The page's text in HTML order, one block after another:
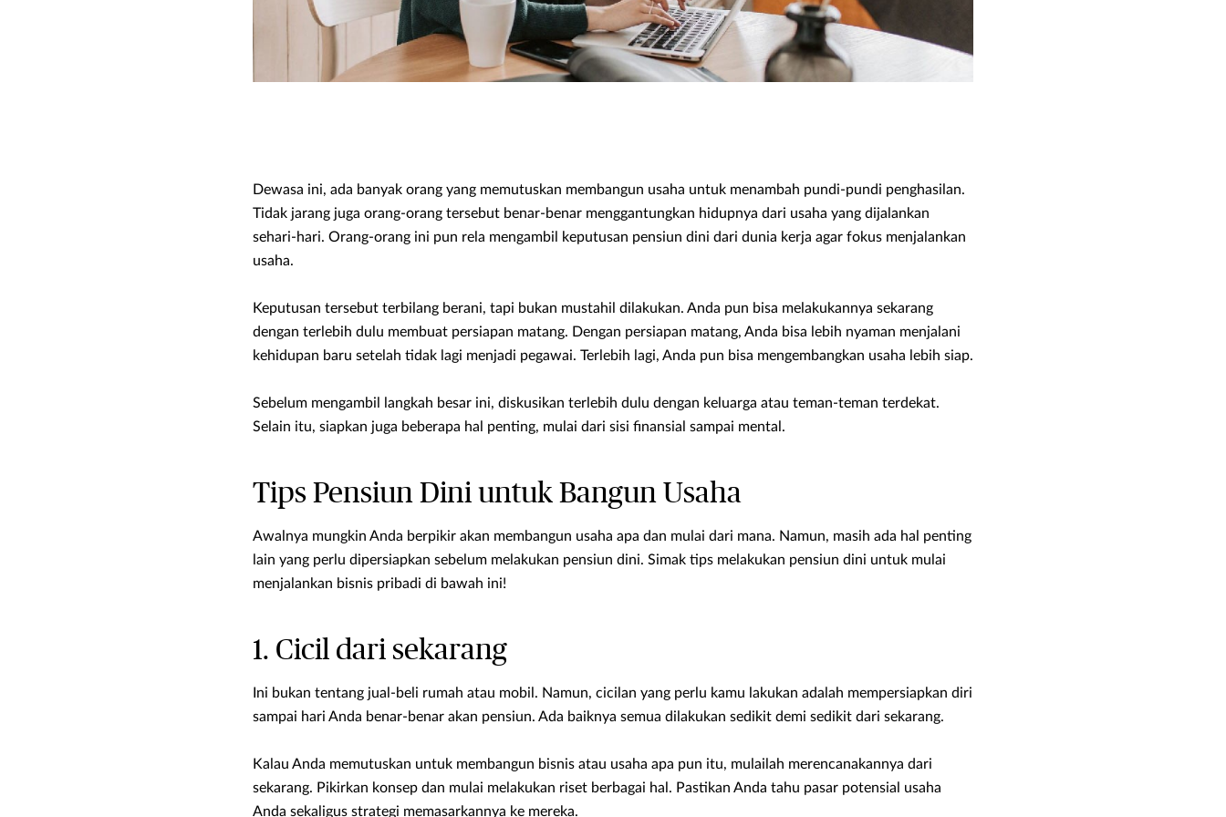
Dewasa ini, ada banyak orang yang memutuskan membangun usaha untuk menambah pundi-pundi penghasilan.
Tidak jarang juga orang-orang tersebut benar-benar menggantungkan hidupnya dari usaha yang dijalankan
sehari-hari. Orang-orang ini pun rela mengambil keputusan pensiun dini dari dunia kerja agar fokus menjalankan
usaha.
Keputusan tersebut terbilang berani, tapi bukan mustahil dilakukan. Anda pun bisa melakukannya sekarang
dengan terlebih dulu membuat persiapan matang. Dengan persiapan matang, Anda bisa lebih nyaman menjalani
kehidupan baru setelah tidak lagi menjadi pegawai. Terlebih lagi, Anda pun bisa mengembangkan usaha lebih siap.
Sebelum mengambil langkah besar ini, diskusikan terlebih dulu dengan keluarga atau teman-teman terdekat.
Selain itu, siapkan juga beberapa hal penting, mulai dari sisi finansial sampai mental.
Tips Pensiun Dini untuk Bangun Usaha
Awalnya mungkin Anda berpikir akan membangun usaha apa dan mulai dari mana. Namun, masih ada hal penting
lain yang perlu dipersiapkan sebelum melakukan pensiun dini. Simak tips melakukan pensiun dini untuk mulai
menjalankan bisnis pribadi di bawah ini!
1. Cicil dari sekarang
Ini bukan tentang jual-beli rumah atau mobil. Namun, cicilan yang perlu kamu lakukan adalah mempersiapkan diri
sampai hari Anda benar-benar akan pensiun. Ada baiknya semua dilakukan sedikit demi sedikit dari sekarang.
Kalau Anda memutuskan untuk membangun bisnis atau usaha apa pun itu, mulailah merencanakannya dari
sekarang. Pikirkan konsep dan mulai melakukan riset berbagai hal. Pastikan Anda tahu pasar potensial usaha
Anda sekaligus strategi memasarkannya ke mereka.